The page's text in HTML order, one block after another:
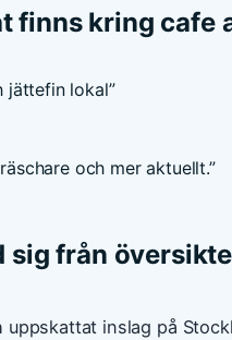
finns kring cafe
jättefin lokal”
och mer aktuellt.”
sig från
uppskattat inslag på